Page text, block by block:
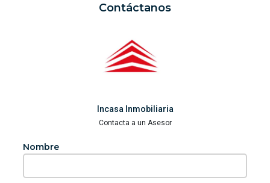
Contáctanos
Incasa Inmobiliaria
Contacta a un Asesor
Nombre